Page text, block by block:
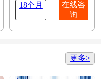
18个月
在线咨
询
更多>